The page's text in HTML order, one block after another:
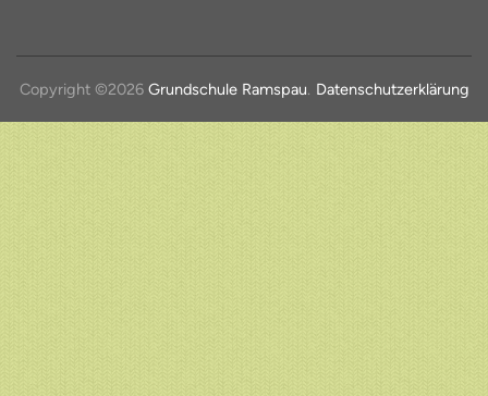
Copyright ©2026 Grundschule Ramspau. Datenschutzerklärung